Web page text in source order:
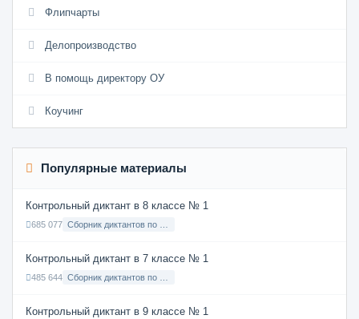
Флипчарты
Делопроизводство
В помощь директору ОУ
Коучинг
Популярные материалы
Контрольный диктант в 8 классе № 1
685 077
Контрольный диктант в 7 классе № 1
485 644
Контрольный диктант в 9 классе № 1